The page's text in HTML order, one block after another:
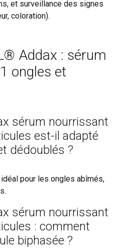
et surveillance des signes
coloration).
Addax : sérum
ongles et
sérum nourrissant
est-il adapté
dédoublés ?
pour les ongles abîmés,
sérum nourrissant
: comment
biphasée ?